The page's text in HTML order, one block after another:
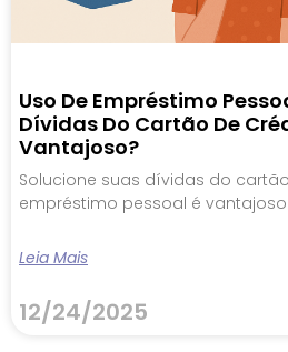
Uso De Empréstimo
Dívidas Do Cartão De
Vantajoso?
Solucione suas dívidas do
empréstimo pessoal é vantajoso.
Leia Mais
12/24/2025